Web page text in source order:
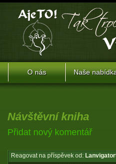
O nás Naše
Návštěvní kniha
Přidat nový komentář
Reagovat na příspěvek od: